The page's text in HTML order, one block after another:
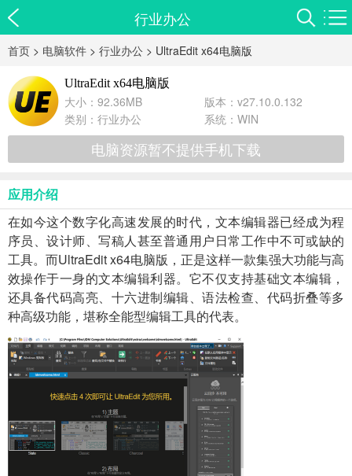
行业办公
首页 > 电脑软件 > 行业办公 > UltraEdit x64电脑版
UltraEdit x64电脑版
大小：92.36MB
版本：v27.10.0.132
类别： 行业办公 系统：WIN
电脑资源暂不提供手机下载
应用介绍
在如今这个数字化高速发展的时代，文本编辑器已经成为程
序员、设计师、写稿人甚至普通用户日常工作中不可或缺的
工具。而UltraEdit x64电脑版，正是这样一款集强大功能与高
效操作于一身的文本编辑利器。它不仅支持基础文本编辑，
还具备代码高亮、十六进制编辑、语法检查、代码折叠等多
种高级功能，堪称全能型编辑工具的代表。